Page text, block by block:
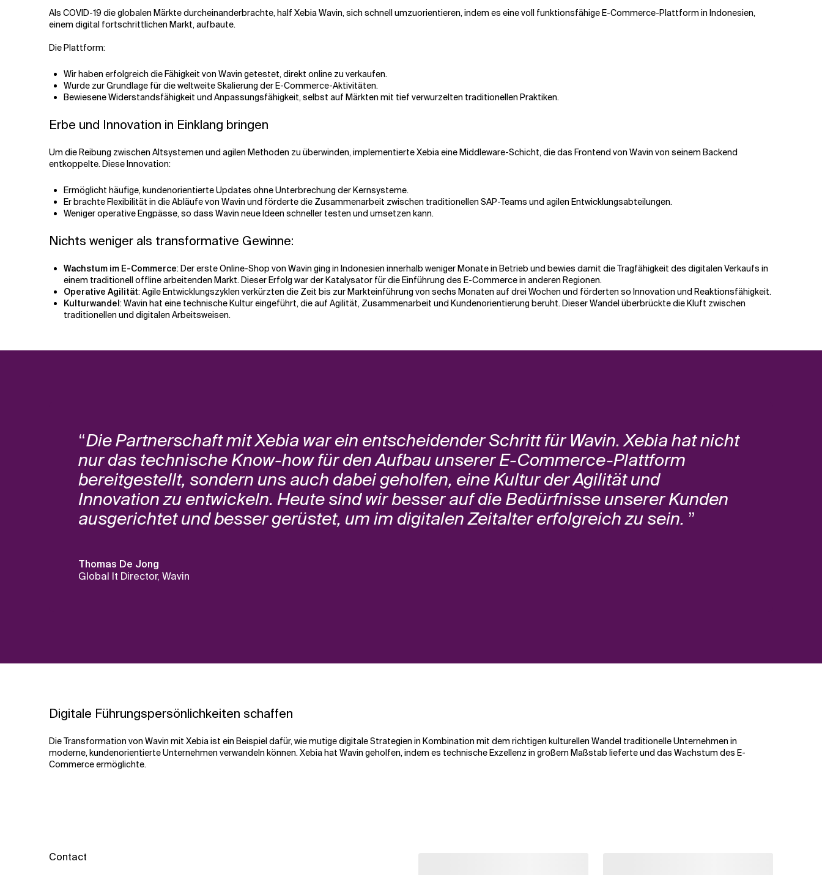
Als COVID-19 die globalen Märkte durcheinanderbrachte, half Xebia Wavin, sich schnell umzuorientieren, indem es eine voll funktionsfähige E-Commerce-Plattform in Indonesien,
einem digital fortschrittlichen Markt, aufbaute.
Die Plattform:
Wir haben erfolgreich die Fähigkeit von Wavin getestet, direkt online zu verkaufen.
Wurde zur Grundlage für die weltweite Skalierung der E-Commerce-Aktivitäten.
Bewiesene Widerstandsfähigkeit und Anpassungsfähigkeit, selbst auf Märkten mit tief verwurzelten traditionellen Praktiken.
Erbe und Innovation in Einklang bringen
Um die Reibung zwischen Altsystemen und agilen Methoden zu überwinden, implementierte Xebia eine Middleware-Schicht, die das Frontend von Wavin von seinem Backend
entkoppelte. Diese Innovation:
Ermöglicht häufige, kundenorientierte Updates ohne Unterbrechung der Kernsysteme.
Er brachte Flexibilität in die Abläufe von Wavin und förderte die Zusammenarbeit zwischen traditionellen SAP-Teams und agilen Entwicklungsabteilungen.
Weniger operative Engpässe, so dass Wavin neue Ideen schneller testen und umsetzen kann.
Nichts weniger als transformative Gewinne:
Wachstum im E-Commerce: Der erste Online-Shop von Wavin ging in Indonesien innerhalb weniger Monate in Betrieb und bewies damit die Tragfähigkeit des digitalen Verkaufs in
einem traditionell offline arbeitenden Markt. Dieser Erfolg war der Katalysator für die Einführung des E-Commerce in anderen Regionen.
Operative Agilität: Agile Entwicklungszyklen verkürzten die Zeit bis zur Markteinführung von sechs Monaten auf drei Wochen und förderten so Innovation und Reaktionsfähigkeit.
Kulturwandel : Wavin hat eine technische Kultur eingeführt, die auf Agilität, Zusammenarbeit und Kundenorientierung beruht. Dieser Wandel überbrückte die Kluft zwischen
traditionellen und digitalen Arbeitsweisen.
“Die Partnerschaft mit Xebia war ein entscheidender Schritt für Wavin. Xebia hat nicht
nur das technische Know-how für den Aufbau unserer E-Commerce-Plattform
bereitgestellt, sondern uns auch dabei geholfen, eine Kultur der Agilität und
Innovation zu entwickeln. Heute sind wir besser auf die Bedürfnisse unserer Kunden
ausgerichtet und besser gerüstet, um im digitalen Zeitalter erfolgreich zu sein. ”
Thomas De Jong
Global It Director, Wavin
Digitale Führungspersönlichkeiten schaffen
Die Transformation von Wavin mit Xebia ist ein Beispiel dafür, wie mutige digitale Strategien in Kombination mit dem richtigen kulturellen Wandel traditionelle Unternehmen in
moderne, kundenorientierte Unternehmen verwandeln können. Xebia hat Wavin geholfen, indem es technische Exzellenz in großem Maßstab lieferte und das Wachstum des E-
Commerce ermöglichte.
Contact